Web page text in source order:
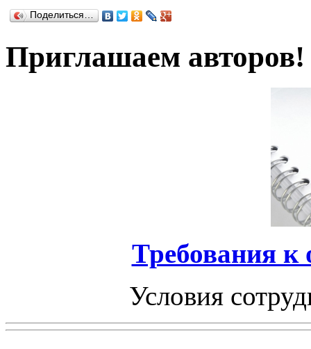
Поделиться…
Приглашаем авторов!
Требования к
Условия